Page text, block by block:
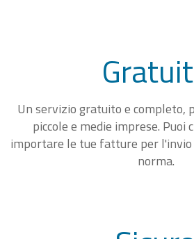
Un servizio gratuito e completo,
piccole e medie imprese. Puoi
importare le tue fatture per l'invio
norma.